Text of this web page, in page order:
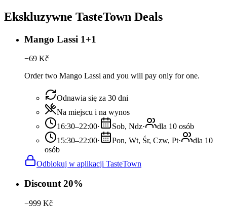
Ekskluzywne TasteTown Deals
Mango Lassi 1+1
−69 Kč
Order two Mango Lassi and you will pay only for one.
Odnawia się za 30 dni
Na miejscu i na wynos
16:30–22:00· Sob, Ndz·
dla 10 osób
15:30–22:00· Pon, Wt, Śr, Czw, Pt·
dla 10
osób
Odblokuj w aplikacji TasteTown
Discount 20%
−999 Kč